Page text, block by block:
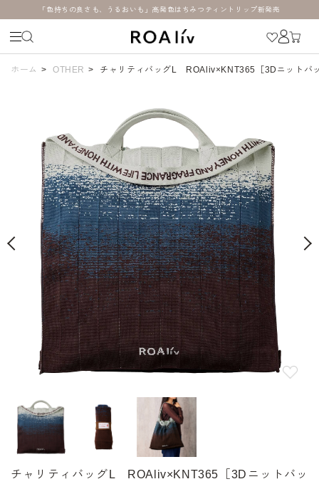
「色持ちの良さも、うるおいも」高発色はちみつティントリップ新発売
ホーム > OTHER > チャリティバッグL ROAliv×KNT365［3Dニットバ
チャリティバッグL ROAliv×KNT365［3Dニットバッ